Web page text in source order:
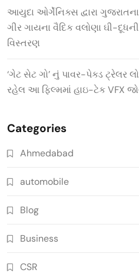
આયુદા ઓર્ગેનિક્સ દ્વારા
ગીર ગાયના વૈદિક વલોણા ઘી-
વિસ્તરણ
‘ગેટ સેટ ગો’ નું પાવર-પેક્ડ ટ્રેલર
રહેલ આ ફિલ્મમાં હાઇ-ટેક VFX
Categories
Ahmedabad
automobile
Blog
Business
CSR